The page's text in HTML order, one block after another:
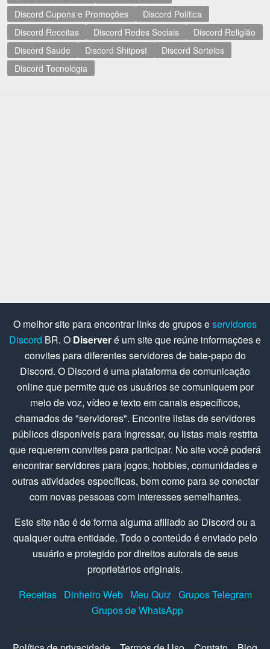
Discord Cupons e Promoções
Discord Política
Discord Receitas
Discord Redes Sociais
Discord Religião
Discord Saude
Discord Shitpost
Discord Sorteios
Discord Tecnologia
O melhor site para encontrar links de grupos eservidores
Discord BR. O Diserveré um site que reúne informações e
convites para diferentes servidores de bate-papo do
Discord. O Discord é uma plataforma de comunicação
online que permite que os usuários se comuniquem por
meio de voz, vídeo e texto em canais específicos,
chamados de "servidores". Encontre listas de servidores
públicos disponíveis para ingressar, ou listas mais restrita
que requerem convites para participar. No site você poderá
encontrar servidores para jogos, hobbies, comunidades e
outras atividades específicas, bem como para se conectar
com novas pessoas com interesses semelhantes.
Este site não é de forma alguma afiliado ao Discord ou a
qualquer outra entidade. Todo o conteúdo é enviado pelo
usuário e protegido por direitos autorais de seus
proprietários originais.
Receitas Dinheiro Web Meu Quiz Grupos Telegram
Grupos de WhatsApp